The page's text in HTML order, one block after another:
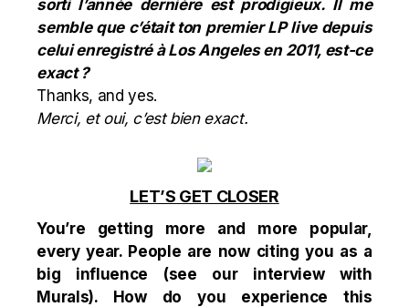
sorti l’année dernière est prodigieux. Il me
semble que c’était ton premier LP live depuis
celui enregistré à Los Angeles en 2011, est-ce
exact ?
Thanks, and yes.
Merci, et oui, c’est bien exact.
LET’S GET CLOSER
You’re getting more and more popular,
every year. People are now citing you as a
big influence (see our interview with
Murals). How do you experience this